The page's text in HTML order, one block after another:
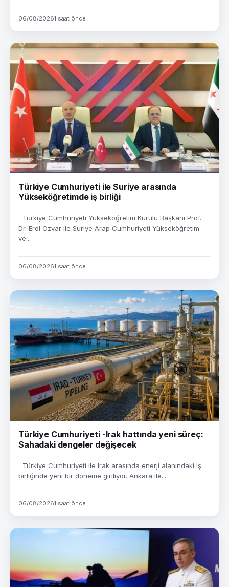
06/08/20261 saat önce
Türkiye Cumhuriyeti ile Suriye arasında
Yükseköğretimde iş birliği
Türkiye Cumhuriyeti Yükseköğretim Kurulu Başkanı Prof.
Dr. Erol Özvar ile Suriye Arap Cumhuriyeti Yükseköğretim
ve...
06/08/20261 saat önce
Türkiye Cumhuriyeti -Irak hattında yeni süreç:
Sahadaki dengeler değişecek
Türkiye Cumhuriyeti ile Irak arasında enerji alanındaki iş
birliğinde yeni bir döneme giriliyor. Ankara ile...
06/08/20261 saat önce